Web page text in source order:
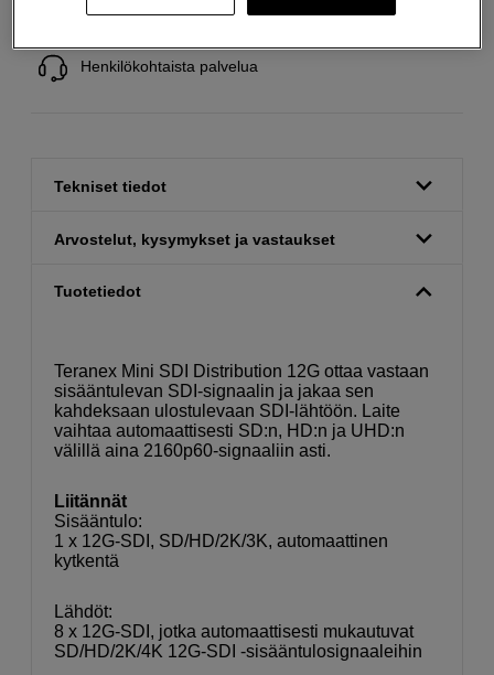
Henkilökohtaista palvelua
Tekniset tiedot
Arvostelut, kysymykset ja vastaukset
Tuotetiedot
Teranex Mini SDI Distribution 12G ottaa vastaan
sisääntulevan SDI-signaalin ja jakaa sen
kahdeksaan ulostulevaan SDI-lähtöön. Laite
vaihtaa automaattisesti SD:n, HD:n ja UHD:n
välillä aina 2160p60-signaaliin asti.
Liitännät
Sisääntulo:
1 x 12G-SDI, SD/HD/2K/3K, automaattinen
kytkentä
Lähdöt:
8 x 12G-SDI, jotka automaattisesti mukautuvat
SD/HD/2K/4K 12G-SDI -sisääntulosignaaleihin